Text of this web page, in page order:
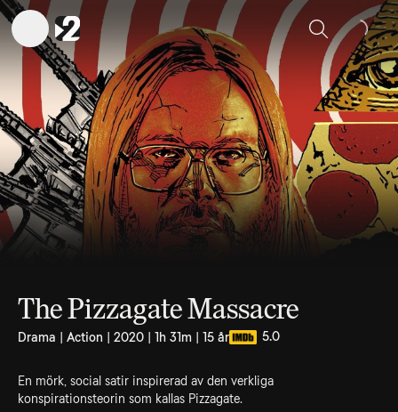
Sök
The Pizzagate Massacre
Drama | Action | 2020 | 1h 31m | 15 år 5.0
En mörk, social satir inspirerad av den verkliga
konspirationsteorin som kallas Pizzagate.